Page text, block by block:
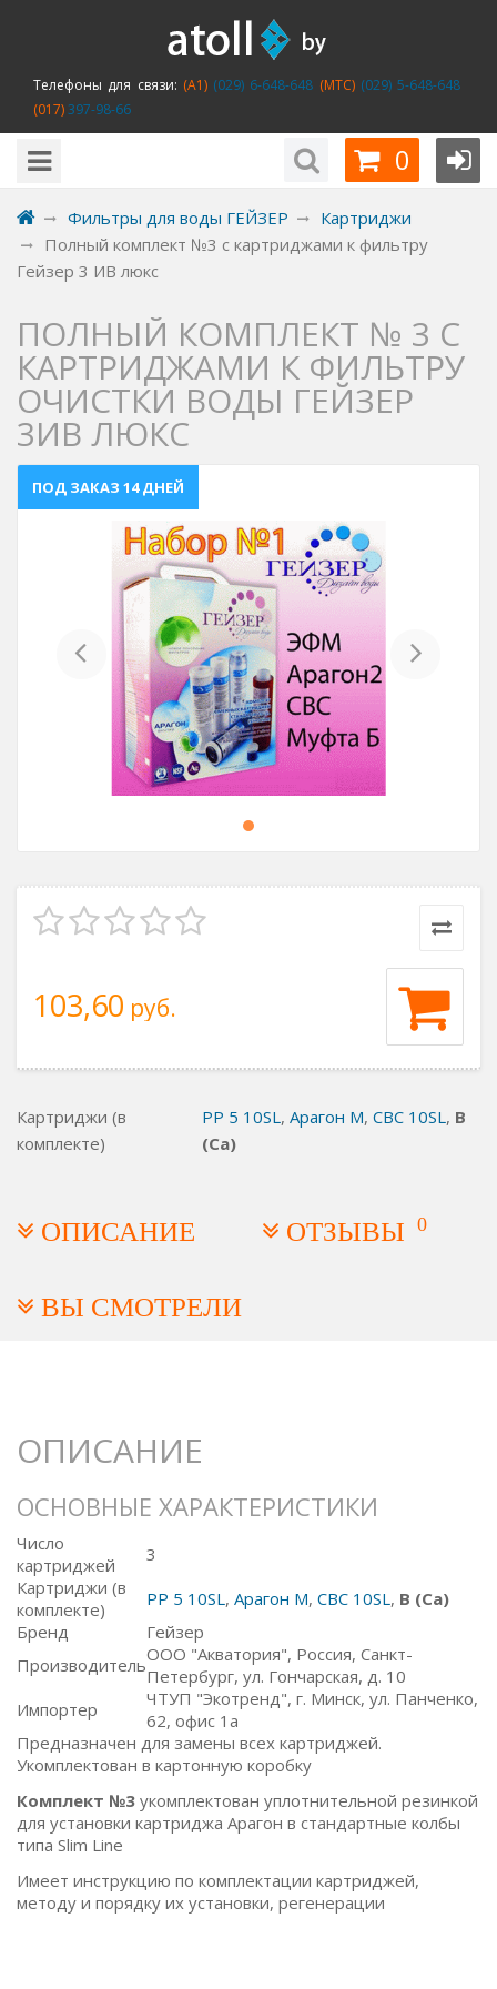
Телефоны для связи: (A1)(029) 6-648-648 (MTC)(029) 5-648-648
(017)397-98-66
0
Фильтры для воды ГЕЙЗЕР
Картриджи
Полный комплект №3 с картриджами к фильтру
Гейзер 3 ИВ люкс
ПОЛНЫЙ КОМПЛЕКТ № 3 С
КАРТРИДЖАМИ К ФИЛЬТРУ
ОЧИСТКИ ВОДЫ ГЕЙЗЕР
3ИВ ЛЮКС
ПОД ЗАКАЗ 14 ДНЕЙ
Previous
103,60 руб.
Картриджи (в
комплекте)
PP 5 10SL, Арагон М, СВС 10SL, В
(Са)
ОПИСАНИЕ ОТЗЫВЫ 0
ВЫ СМОТРЕЛИ
ОПИСАНИЕ
ОСНОВНЫЕ ХАРАКТЕРИСТИКИ
Число
картриджей
3
Картриджи (в
комплекте)
PP 5 10SL, Арагон М, СВС 10SL, В (Са)
Бренд
Гейзер
ПроизводительООО "Акватория", Россия, Санкт-
Петербург, ул. Гончарская, д. 10
Импортер
ЧТУП "Экотренд", г. Минск, ул. Панченко,
62, офис 1а
Предназначен для замены всех картриджей.
Укомплектован в картонную коробку
Комплект №3 укомплектован уплотнительной резинкой
для установки картриджа Арагон в стандартные колбы
типа Slim Line
Имеет инструкцию по комплектации картриджей,
методу и порядку их установки, регенерации